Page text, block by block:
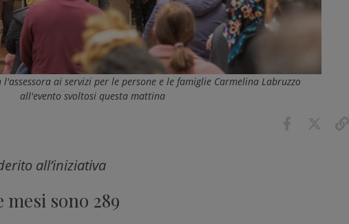
l'assessora ai servizi per le persone e le famiglie Carmelina Labruzzo
all'evento svoltosi questa mattina
all’iniziativa
sono 289